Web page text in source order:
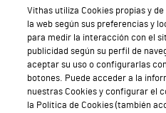
Sobre
Quiénes
Trabajar
Teléfono
Vithas utiliza Cookies propias y
la web según sus preferencias y
para medir la interacción con el
publicidad según su perfil de
aceptar su uso o configurarlas
botones. Puede acceder a la
nuestras Cookies y configurar el
la Política de Cookies (también